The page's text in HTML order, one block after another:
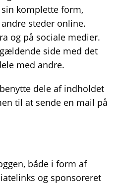
komplette form,
steder online.
og på sociale medier.
side med det
med andre.
dele af indholdet
til at sende en mail på
både i form af
og sponsoreret